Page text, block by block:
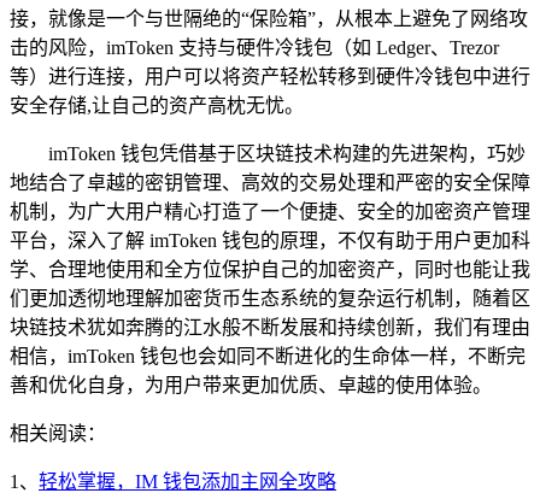
接，就像是一个与世隔绝的“保险箱”，从根本上避免了网络攻
击的风险，imToken 支持与硬件冷钱包（如 Ledger、Trezor
等）进行连接，用户可以将资产轻松转移到硬件冷钱包中进行
安全存储,让自己的资产高枕无忧。
imToken 钱包凭借基于区块链技术构建的先进架构，巧妙
地结合了卓越的密钥管理、高效的交易处理和严密的安全保障
机制，为广大用户精心打造了一个便捷、安全的加密资产管理
平台，深入了解 imToken 钱包的原理，不仅有助于用户更加科
学、合理地使用和全方位保护自己的加密资产，同时也能让我
们更加透彻地理解加密货币生态系统的复杂运行机制，随着区
块链技术犹如奔腾的江水般不断发展和持续创新，我们有理由
相信，imToken 钱包也会如同不断进化的生命体一样，不断完
善和优化自身，为用户带来更加优质、卓越的使用体验。
相关阅读：
1、 轻松掌握，IM 钱包添加主网全攻略